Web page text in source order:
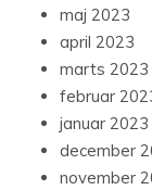
maj 2023
april 2023
marts 2023
februar
januar 2023
december
november